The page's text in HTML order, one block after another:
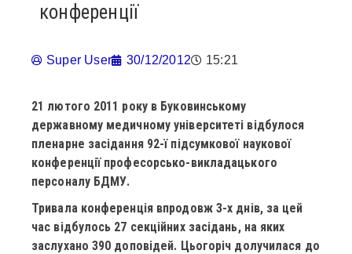
конференції
Super User 30/12/2012 15:21
21 лютого 2011 рокув Буковинському
державному медичному університеті відбулося
пленарне засідання 92-ї підсумкової наукової
конференції професорсько-викладацького
персоналу БДМУ.
Тривала конференція впродовж 3-х днів, за цей
час відбулось 27 секційних засідань, на яких
заслухано 390 доповідей. Цьогоріч долучилася до